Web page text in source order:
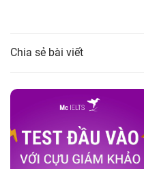
Chia sẻ bài viết